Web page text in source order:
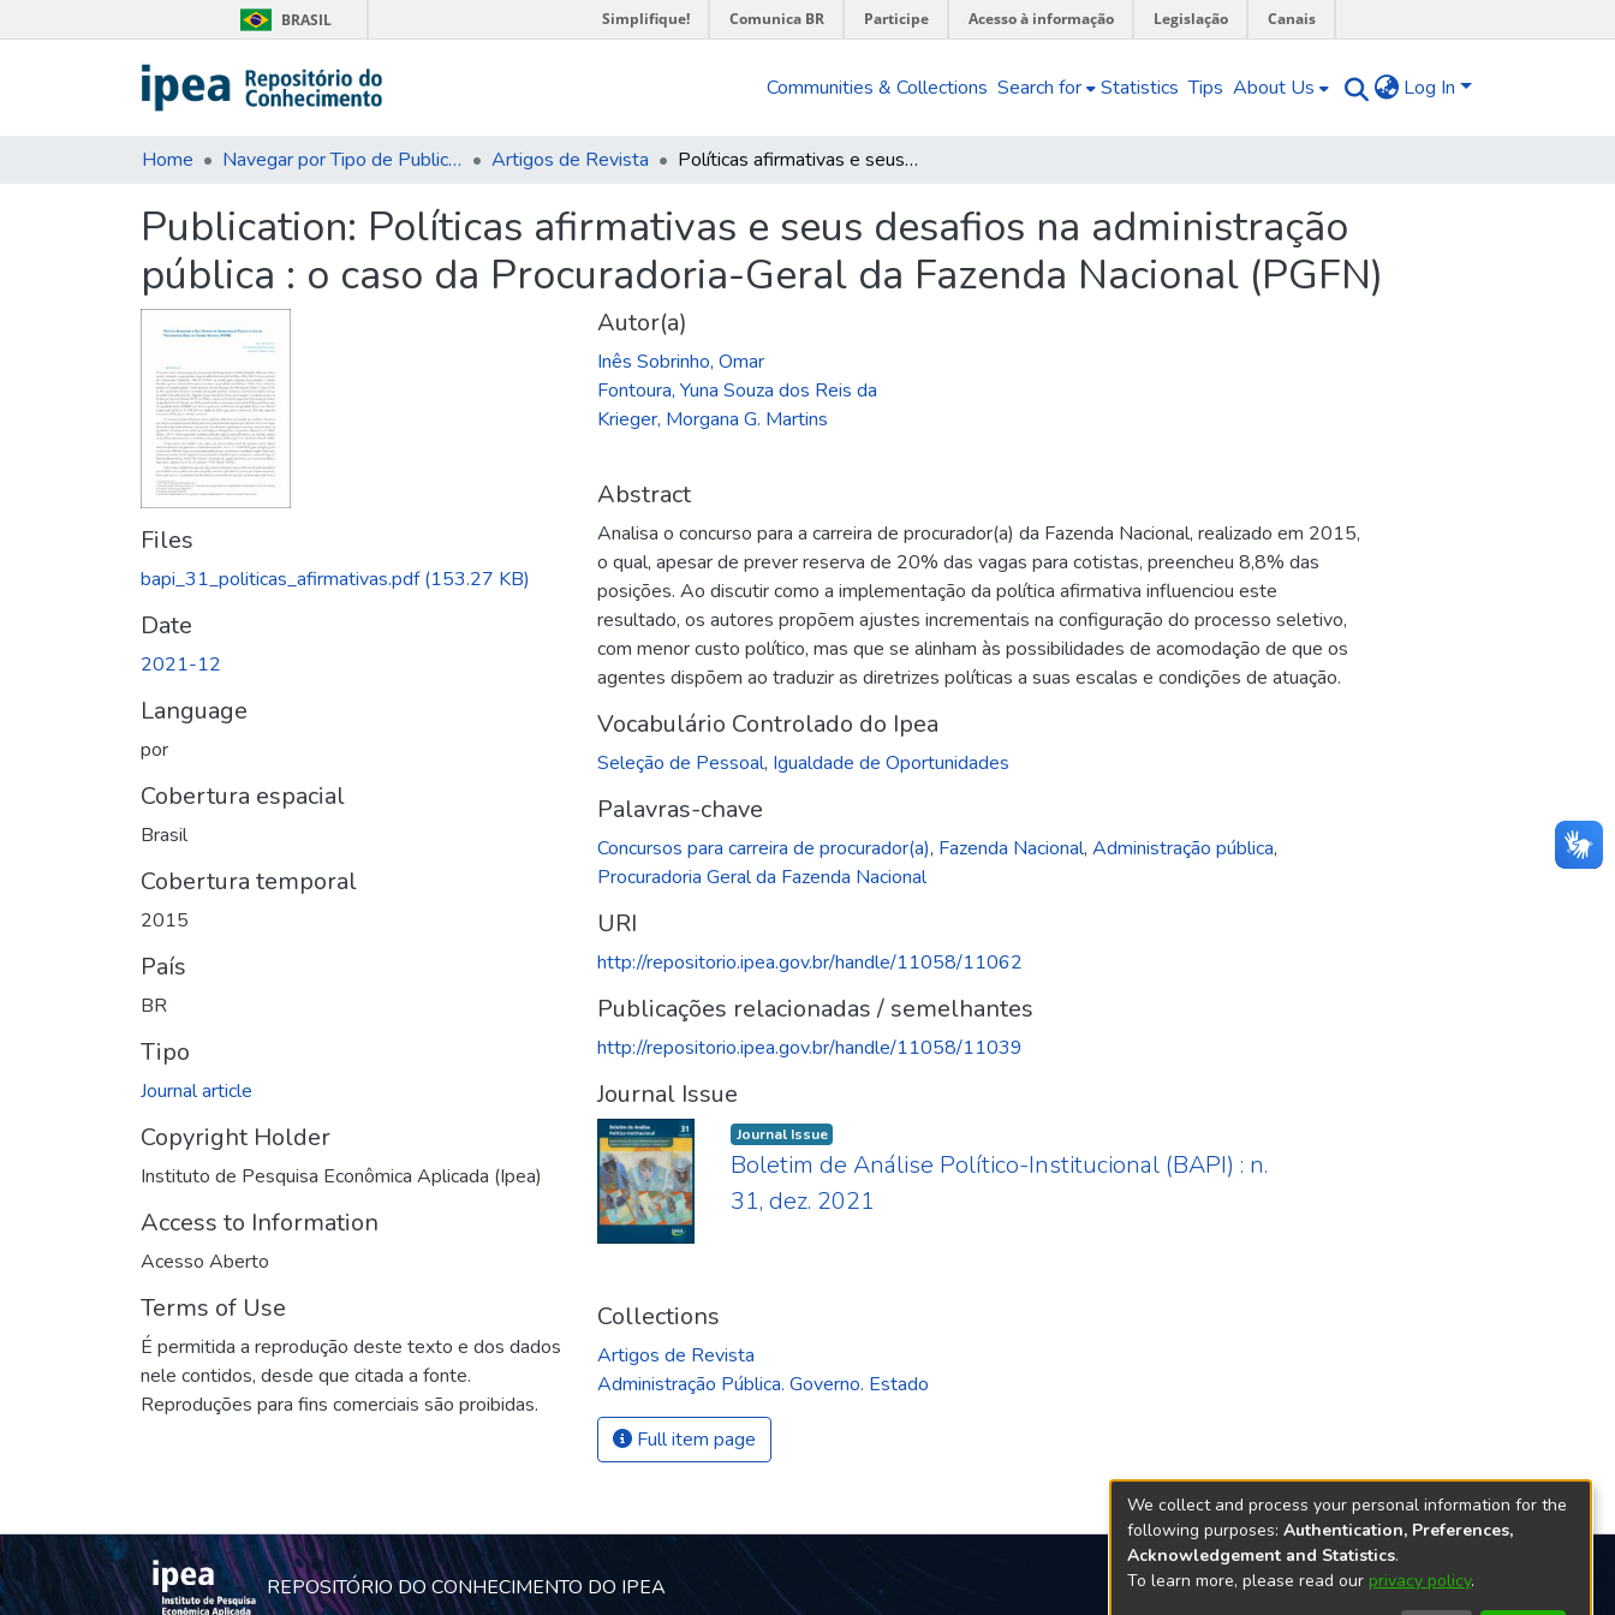
BRASIL Simplifique! Comunica BR Participe Acesso à informação Legislação Canais
Communities & Collections Search for Statistics Tips About Us Log In
Home Navegar por Tipo de Publicação Artigos de Revista Políticas afirmativas e seus desafios na administração pública : o caso da Procuradoria-Geral da Fazenda Nacional (PGFN)
Publication: Políticas afirmativas e seus desafios na administração
pública : o caso da Procuradoria-Geral da Fazenda Nacional (PGFN)
Files
bapi_31_politicas_afirmativas.pdf(153.27 KB)
Date
2021-12
Language
por
Cobertura espacial
Brasil
Cobertura temporal
2015
País
BR
Tipo
Journal article
Copyright Holder
Instituto de Pesquisa Econômica Aplicada (Ipea)
Access to Information
Acesso Aberto
Terms of Use
É permitida a reprodução deste texto e dos dados
nele contidos, desde que citada a fonte.
Reproduções para fins comerciais são proibidas.
Autor(a)
Inês Sobrinho, Omar
Fontoura, Yuna Souza dos Reis da
Krieger, Morgana G. Martins
Abstract
Analisa o concurso para a carreira de procurador(a) da Fazenda Nacional, realizado em 2015,
o qual, apesar de prever reserva de 20% das vagas para cotistas, preencheu 8,8% das
posições. Ao discutir como a implementação da política afirmativa influenciou este
resultado, os autores propõem ajustes incrementais na configuração do processo seletivo,
com menor custo político, mas que se alinham às possibilidades de acomodação de que os
agentes dispõem ao traduzir as diretrizes políticas a suas escalas e condições de atuação.
Vocabulário Controlado do Ipea
Seleção de Pessoal, Igualdade de Oportunidades
Palavras-chave
Concursos para carreira de procurador(a), Fazenda Nacional, Administração pública,
Procuradoria Geral da Fazenda Nacional
URI
http://repositorio.ipea.gov.br/handle/11058/11062
Publicações relacionadas / semelhantes
http://repositorio.ipea.gov.br/handle/11058/11039
Journal Issue
Journal Issue
Boletim de Análise Político-Institucional (BAPI) : n.
31, dez. 2021
Collections
Artigos de Revista
Administração Pública. Governo. Estado
Full item page
REPOSITÓRIO DO CONHECIMENTO DO IPEA
Redes sociais
We collect and process your personal information for the
following purposes: Authentication, Preferences,
Acknowledgement and Statistics.
To learn more, please read our privacy policy.